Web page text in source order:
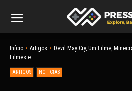
Início Artigos
Devil May Cry, Um Filme,
Filmes e...
ARTIGOS NOTÍCIAS